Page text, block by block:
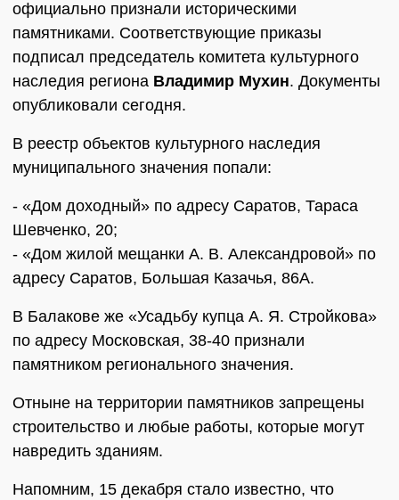
официально признали историческими
памятниками. Соответствующие приказы
подписал председатель комитета культурного
наследия региона Владимир Мухин. Документы
опубликовали сегодня.
В реестр объектов культурного наследия
муниципального значения попали:
- «Дом доходный» по адресу Саратов, Тараса
Шевченко, 20;
- «Дом жилой мещанки А. В. Александровой» по
адресу Саратов, Большая Казачья, 86А.
В Балакове же «Усадьбу купца А. Я. Стройкова»
по адресу Московская, 38-40 признали
памятником регионального значения.
Отныне на территории памятников запрещены
строительство и любые работы, которые могут
навредить зданиям.
Напомним, 15 декабря стало известно, что